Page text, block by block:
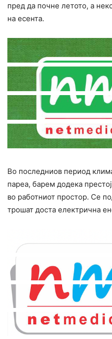
пред да почне летото, а
на есента.
Во последниов период
пареа, барем додека
во работниот простор. Се
трошат доста електрична